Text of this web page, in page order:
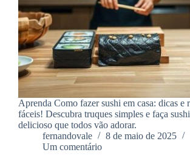
Aprenda Como fazer sushi em casa: dicas e
fáceis! Descubra truques simples e faça sushi
delicioso que todos vão adorar.
fernandovale
8 de maio de 2025
Um comentário